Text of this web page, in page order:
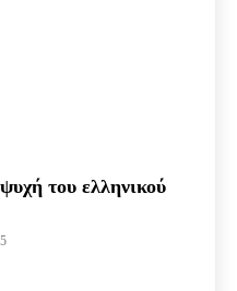
του ελληνικού